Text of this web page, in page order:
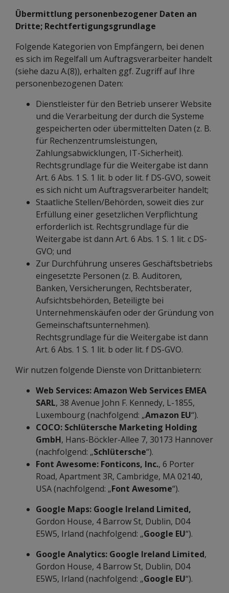
Übermittlung personenbezogener Daten an
Dritte; Rechtfertigungsgrundlage
Folgende Kategorien von Empfängern, bei denen
es sich im Regelfall um Auftragsverarbeiter handelt
(siehe dazu A.(8)), erhalten ggf. Zugriff auf Ihre
personenbezogenen Daten:
Dienstleister für den Betrieb unserer Website
und die Verarbeitung der durch die Systeme
gespeicherten oder übermittelten Daten (z. B.
für Rechenzentrumsleistungen,
Zahlungsabwicklungen, IT-Sicherheit).
Rechtsgrundlage für die Weitergabe ist dann
Art. 6 Abs. 1 S. 1 lit. b oder lit. f DS-GVO, soweit
es sich nicht um Auftragsverarbeiter handelt;
Staatliche Stellen/Behörden, soweit dies zur
Erfüllung einer gesetzlichen Verpflichtung
erforderlich ist. Rechtsgrundlage für die
Weitergabe ist dann Art. 6 Abs. 1 S. 1 lit. c DS-
GVO; und
Zur Durchführung unseres Geschäftsbetriebs
eingesetzte Personen (z. B. Auditoren,
Banken, Versicherungen, Rechtsberater,
Aufsichtsbehörden, Beteiligte bei
Unternehmenskäufen oder der Gründung von
Gemeinschaftsunternehmen).
Rechtsgrundlage für die Weitergabe ist dann
Art. 6 Abs. 1 S. 1 lit. b oder lit. f DS-GVO.
Wir nutzen folgende Dienste von Drittanbietern:
Web Services: Amazon Web Services EMEA
SARL, 38 Avenue John F. Kennedy, L-1855,
Luxembourg (nachfolgend: „Amazon EU“).
COCO: Schlütersche Marketing Holding
GmbH, Hans-Böckler-Allee 7, 30173 Hannover
(nachfolgend: „Schlütersche“).
Font Awesome: Fonticons, Inc., 6 Porter
Road, Apartment 3R, Cambridge, MA 02140,
USA (nachfolgend: „Font Awesome“).
Google Maps: Google Ireland Limited,
Gordon House, 4 Barrow St, Dublin, D04
E5W5, Irland (nachfolgend: „Google EU“).
Google Analytics: Google Ireland Limited,
Gordon House, 4 Barrow St, Dublin, D04
E5W5, Irland (nachfolgend: „Google EU“).